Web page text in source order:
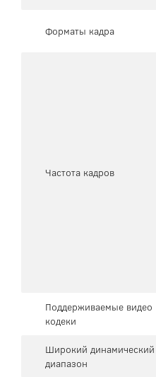
Форматы кадра
Частота кадров
Поддерживаемые видео
кодеки
Широкий динамический
диапазон